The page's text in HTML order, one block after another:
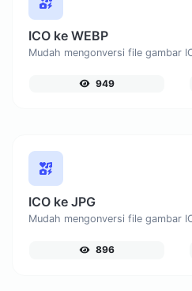
ICO ke WEBP
Mudah mengonversi file gambar
949
ICO ke JPG
Mudah mengonversi file gambar
896